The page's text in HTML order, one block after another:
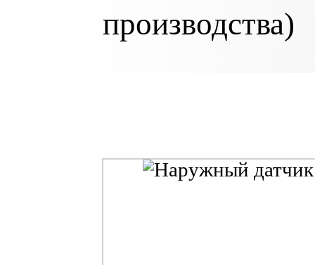
производства)